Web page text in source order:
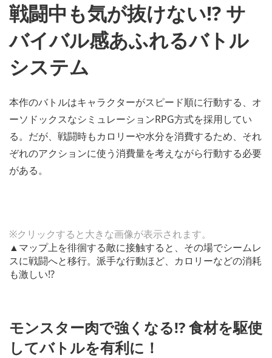
戦闘中も気が抜けない!? サ
バイバル感あふれるバトル
システム
本作のバトルはキャラクターがスピード順に行動する、オ
ーソドックスなシミュレーションRPG方式を採用してい
る。だが、戦闘時もカロリーや水分を消費するため、それ
ぞれのアクションに使う消費量を考えながら行動する必要
がある。
※クリックすると大きな画像が表示されます。
▲マップ上を徘徊する敵に接触すると、その場でシームレ
スに戦闘へと移行。派手な行動ほど、カロリーなどの消耗
も激しい!?
モンスター肉で強くなる!? 食材を駆使
してバトルを有利に！